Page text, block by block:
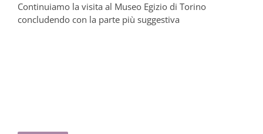
Continuiamo la visita al Museo Egizio di Torino
concludendo con la parte più suggestiva